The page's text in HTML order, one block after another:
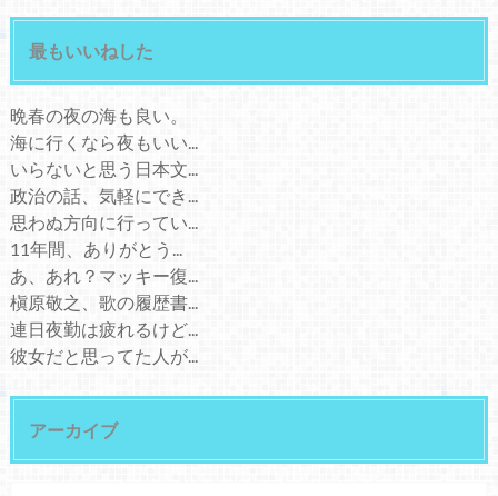
最もいいねした
晩春の夜の海も良い。
海に行くなら夜もいい...
いらないと思う日本文...
政治の話、気軽にでき...
思わぬ方向に行ってい...
11年間、ありがとう...
あ、あれ？マッキー復...
槇原敬之、歌の履歴書...
連日夜勤は疲れるけど...
彼女だと思ってた人が...
アーカイブ